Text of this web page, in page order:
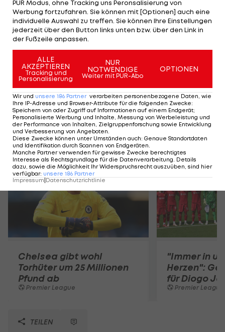
DiePremier League ist seit 13. März wegen der
Coronavirus-Pandemie unterbrochen.
Der legendäre Durchmarsch des FC
Wacker Tirol I #Zwarakonferenz History
Zwarakonferenz
Christopher Knett
Mehr zum Thema
Chelsea gibt wohl
Torhüter um 25 Millionen
Pfund ab
Premier League
"Immer in
Herzen":
für Diogo
Premier League
TEILEN
PUR Modus, ohne Tracking uns Peronsalisierung von
Werbung fortzufahren. Sie können mit [Optionen] auch eine
individuelle Auswahl zu treffen. Sie können Ihre Einstellungen
jederzeit über den Button links unten bzw. über den Link in
der Fußzeile anpassen.
ALLE
AKZEPTIEREN
Tracking und
Personalisierung
NUR
NOTWENDIGE
Weiter mit PUR-Abo
OPTIONEN
Wir und unsere 186 Partner verarbeiten personenbezogene Daten, wie
Ihre IP-Adresse und Browser-Attribute für die folgenden Zwecke:
Speichern von oder Zugriff auf Informationen auf einem Endgerät;
Personalisierte Werbung und Inhalte, Messung von Werbeleistung und
der Performance von Inhalten, Zielgruppenforschung sowie Entwicklung
und Verbesserung von Angeboten.
Diese Zwecke können unter Umständen auch: Genaue Standortdaten
und Identifikation durch Scannen von Endgeräten.
Manche Partner verwenden für gewisse Zwecke berechtigtes
Interesse als Rechtsgrundlage für die Datenverarbeitung. Details
dazu, sowie die Möglichkeit Ihr Widerspruchsrecht auszuüben, sind hier
verfügbar: unsere 186 Partner
Impressum Datenschutzrichtlinie